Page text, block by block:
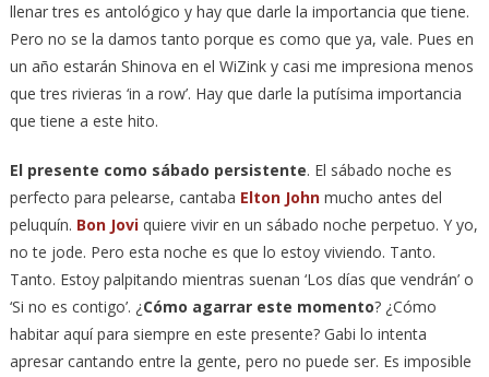
llenar tres es antológico y hay que darle la importancia que tiene.
Pero no se la damos tanto porque es como que ya, vale. Pues en
un año estarán Shinova en el WiZink y casi me impresiona menos
que tres rivieras ‘in a row’. Hay que darle la putísima importancia
que tiene a este hito.
El presente como sábado persistente. El sábado noche es
perfecto para pelearse, cantaba Elton Johnmucho antes del
peluquín. Bon Joviquiere vivir en un sábado noche perpetuo. Y yo,
no te jode. Pero esta noche es que lo estoy viviendo. Tanto.
Tanto. Estoy palpitando mientras suenan ‘Los días que vendrán’ o
‘Si no es contigo’. ¿Cómo agarrar este momento? ¿Cómo
habitar aquí para siempre en este presente? Gabi lo intenta
apresar cantando entre la gente, pero no puede ser. Es imposible